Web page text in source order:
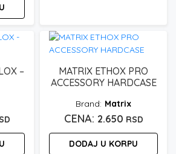
–
MATRIX ETHOX PRO
ACCESSORY HARDCASE
Matrix
2.650 RSD
DODAJ U KORPU